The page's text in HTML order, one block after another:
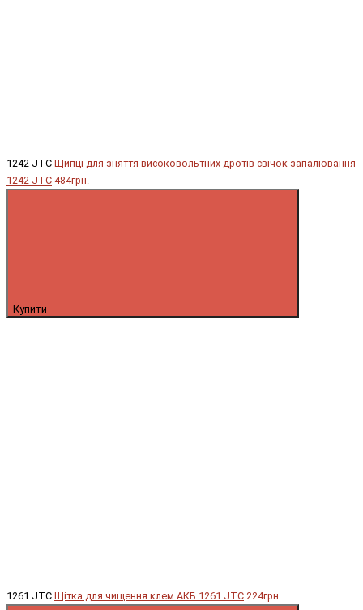
1242 JTC Щипці для зняття високовольтних дротів свічок запалювання
1242 JTC 484грн.
Купити
1261 JTC Щітка для чищення клем АКБ 1261 JTC 224грн.